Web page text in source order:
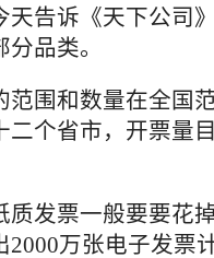
天告诉《天下公司
品类。
围和数量在全国
二个省市，开票量
发票一般要要花
万张电子发票